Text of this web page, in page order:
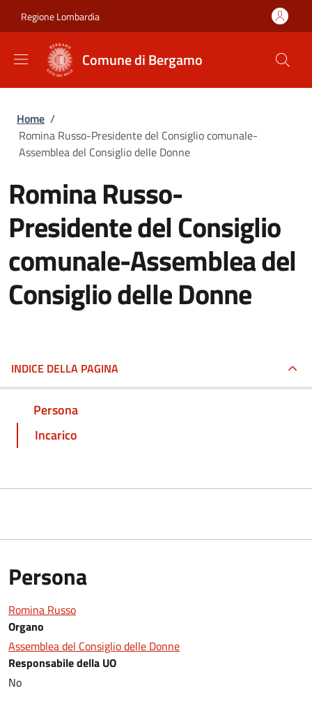
Regione Lombardia
Comune di Bergamo
Briciole di pane
Home /
Romina Russo-Presidente del Consiglio comunale-
Assemblea del Consiglio delle Donne
Romina Russo-
Presidente del Consiglio
comunale-Assemblea del
Consiglio delle Donne
INDICE DELLA PAGINA
Persona
Incarico
Persona
Romina Russo
Organo
Assemblea del Consiglio delle Donne
Responsabile della UO
No